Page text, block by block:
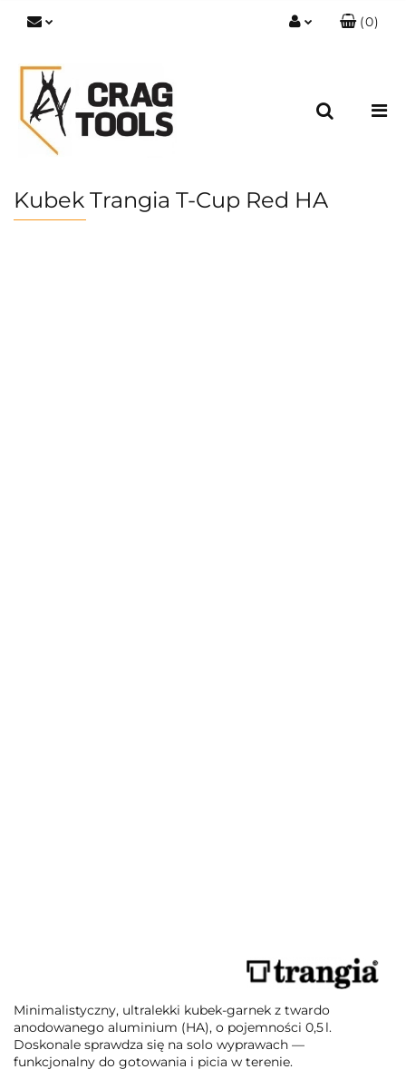
(0)
Kubek Trangia T-Cup Red HA
Minimalistyczny, ultralekki kubek-garnek z twardo
anodowanego aluminium (HA), o pojemności 0,5 l.
Doskonale sprawdza się na solo wyprawach —
funkcjonalny do gotowania i picia w terenie.